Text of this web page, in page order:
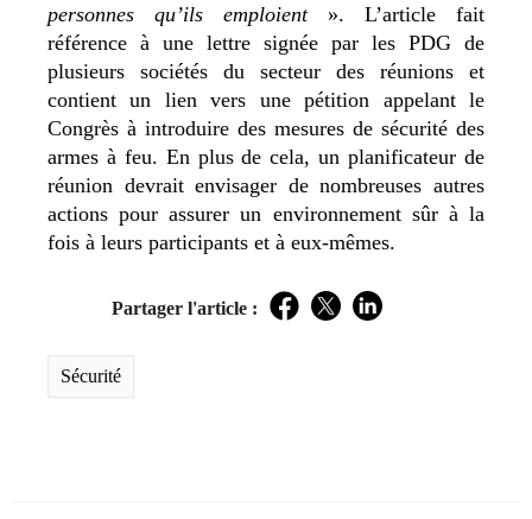
personnes qu’ils emploient». L’article fait
référence à une lettre signée par les PDG de
plusieurs sociétés du secteur des réunions et
contient un lien vers une pétition appelant le
Congrès à introduire des mesures de sécurité des
armes à feu. En plus de cela, un planificateur de
réunion devrait envisager de nombreuses autres
actions pour assurer un environnement sûr à la
fois à leurs participants et à eux-mêmes.
Partager l'article : Facebook
TwitterLinkedIn
Sécurité